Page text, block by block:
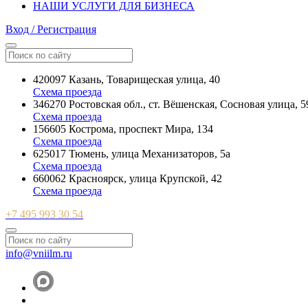
НАШИ УСЛУГИ ДЛЯ БИЗНЕСА
Вход / Регистрация
420097 Казань, Товарищеская улица, 40
Схема проезда
346270 Ростовская обл., ст. Вёшенская, Сосновая улица,
Схема проезда
156605 Кострома, проспект Мира, 134
Схема проезда
625017 Тюмень, улица Механизаторов, 5а
Схема проезда
660062 Красноярск, улица Крупской, 42
Схема проезда
+7 495 993 30 54
info@vniilm.ru